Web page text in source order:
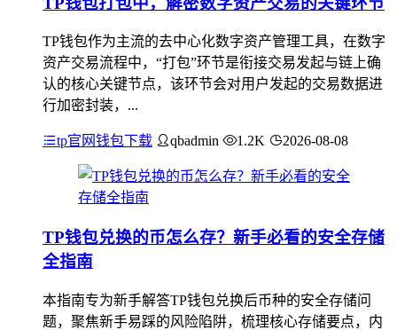
TP钱包作为主流的去中心化数字资产管理工具，在数字
资产交易流程中，“打包”环节是衔接交易发起与链上确
认的核心关键节点，该环节会对用户发起的交易数据进
行加密封装，...
tp官网钱包下载 qbadmin 1.2K 2026-08-08
TP钱包兑换的币怎么存？新手必看的安全存储
全指南
本指南专为新手解答TP钱包兑换后币种的安全存储问
题，聚焦新手易踩的风险陷阱，梳理核心存储要点，内